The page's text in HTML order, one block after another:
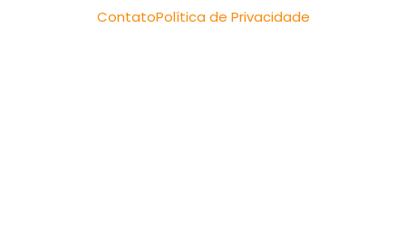
ContatoPolítica de Privacidade